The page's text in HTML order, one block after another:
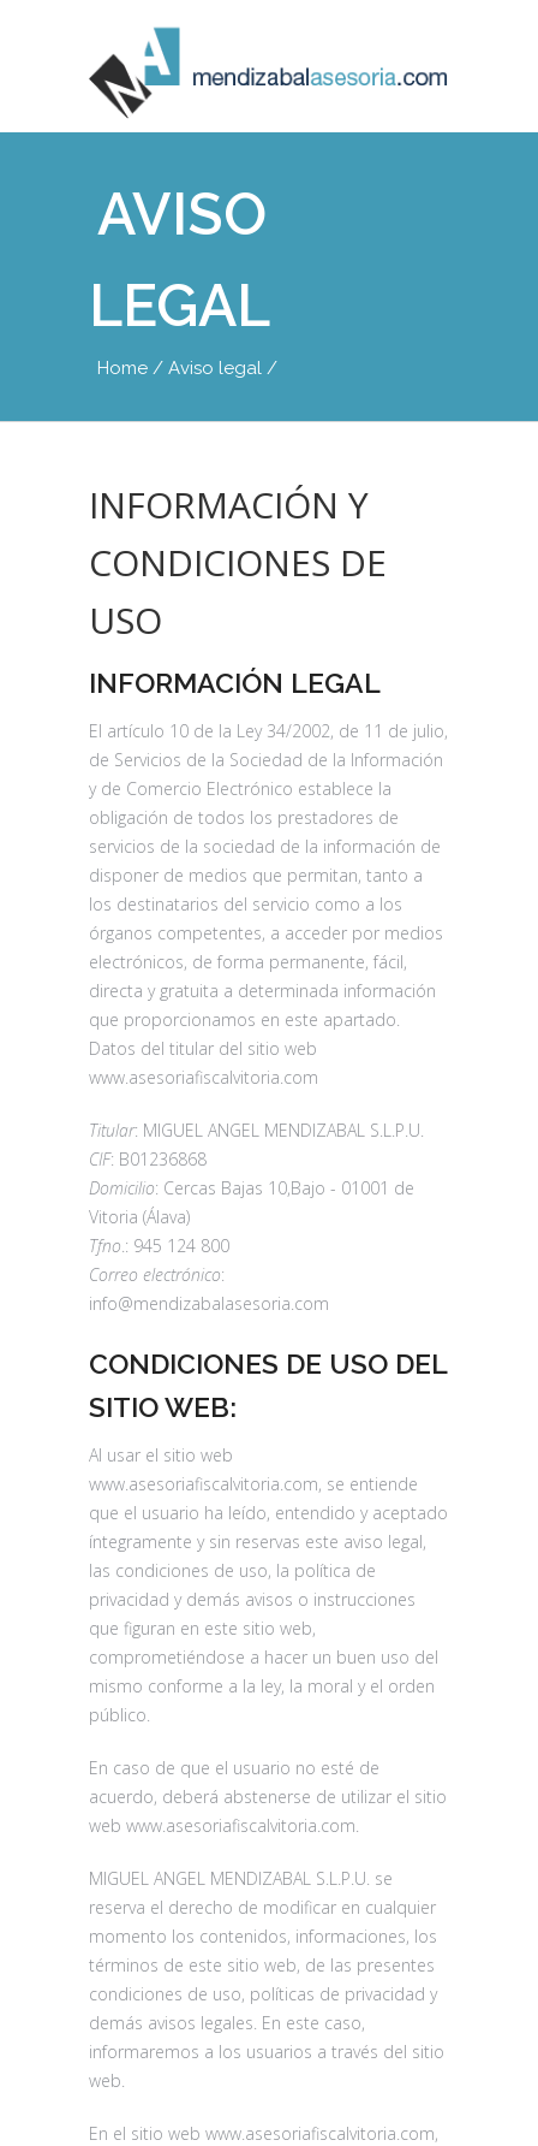
AVISO
LEGAL
Home / Aviso legal /
INFORMACIÓN Y
CONDICIONES DE
USO
INFORMACIÓN LEGAL
El artículo 10 de la Ley 34/2002, de 11 de julio,
de Servicios de la Sociedad de la Información
y de Comercio Electrónico establece la
obligación de todos los prestadores de
servicios de la sociedad de la información de
disponer de medios que permitan, tanto a
los destinatarios del servicio como a los
órganos competentes, a acceder por medios
electrónicos, de forma permanente, fácil,
directa y gratuita a determinada información
que proporcionamos en este apartado.
Datos del titular del sitio web
www.asesoriafiscalvitoria.com
Titular: MIGUEL ANGEL MENDIZABAL S.L.P.U.
CIF: B01236868
Domicilio: Cercas Bajas 10,Bajo - 01001 de
Vitoria (Álava)
Tfno.: 945 124 800
Correo electrónico:
info@mendizabalasesoria.com
CONDICIONES DE USO DEL
SITIO WEB:
Al usar el sitio web
www.asesoriafiscalvitoria.com, se entiende
que el usuario ha leído, entendido y aceptado
íntegramente y sin reservas este aviso legal,
las condiciones de uso, la política de
privacidad y demás avisos o instrucciones
que figuran en este sitio web,
comprometiéndose a hacer un buen uso del
mismo conforme a la ley, la moral y el orden
público.
En caso de que el usuario no esté de
acuerdo, deberá abstenerse de utilizar el sitio
web www.asesoriafiscalvitoria.com.
MIGUEL ANGEL MENDIZABAL S.L.P.U. se
reserva el derecho de modificar en cualquier
momento los contenidos, informaciones, los
términos de este sitio web, de las presentes
condiciones de uso, políticas de privacidad y
demás avisos legales. En este caso,
informaremos a los usuarios a través del sitio
web.
En el sitio web www.asesoriafiscalvitoria.com,